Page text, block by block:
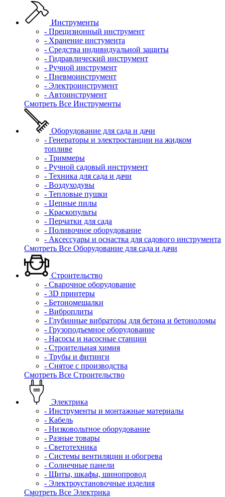
Инструменты
- Прецизионный инструмент
- Хранение инстумента
- Средства индивидуальной защиты
- Гидравлический инструмент
- Ручной инструмент
- Пневмоинструмент
- Электроинструмент
- Автоинструмент
Смотреть Все Инструменты
Оборудование для сада и дачи
- Генераторы и электростанции на жидком
топливе
- Триммеры
- Ручной садовый инструмент
- Техника для сада и дачи
- Воздуходувы
- Тепловые пушки
- Цепные пилы
- Краскопульты
- Перчатки для сада
- Поливочное оборудование
- Аксессуары и оснастка для садового инструмента
Смотреть Все Оборудование для сада и дачи
Строительство
- Сварочное оборудование
- 3D принтеры
- Бетономешалки
- Виброплиты
- Глубинные вибраторы для бетона и бетоноломы
- Грузоподъемное оборудование
- Насосы и насосные станции
- Строительная химия
- Трубы и фитинги
- Снятое с производства
Смотреть Все Строительство
Электрика
- Инструменты и монтажные материалы
- Кабель
- Низковольтное оборудование
- Разные товары
- Светотехника
- Системы вентиляции и обогрева
- Солнечные панели
- Щиты, шкафы, шинопровод
- Электроустановочные изделия
Смотреть Все Электрика